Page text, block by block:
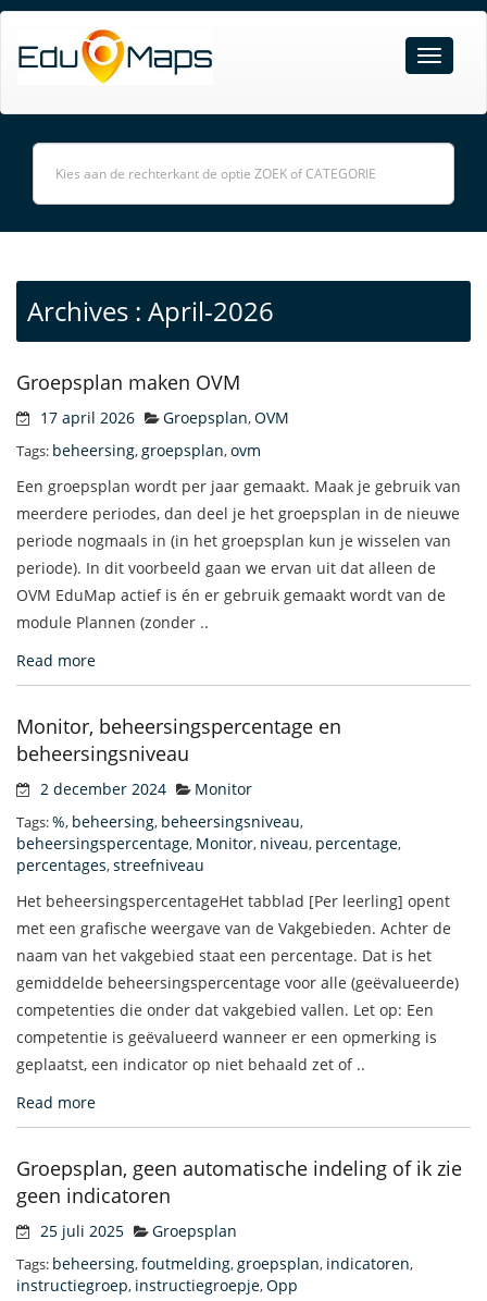
Archives : April-2026
Groepsplan maken OVM
17 april 2026 Groepsplan,OVM
Tags: beheersing,groepsplan,ovm
Een groepsplan wordt per jaar gemaakt. Maak je gebruik van
meerdere periodes, dan deel je het groepsplan in de nieuwe
periode nogmaals in (in het groepsplan kun je wisselen van
periode). In dit voorbeeld gaan we ervan uit dat alleen de
OVM EduMap actief is én er gebruik gemaakt wordt van de
module Plannen (zonder ..
Read more
Monitor, beheersingspercentage en
beheersingsniveau
2 december 2024 Monitor
Tags:%, beheersing, beheersingsniveau,
beheersingspercentage, Monitor, niveau, percentage,
percentages,streefniveau
Het beheersingspercentageHet tabblad [Per leerling] opent
met een grafische weergave van de Vakgebieden. Achter de
naam van het vakgebied staat een percentage. Dat is het
gemiddelde beheersingspercentage voor alle (geëvalueerde)
competenties die onder dat vakgebied vallen. Let op: Een
competentie is geëvalueerd wanneer er een opmerking is
geplaatst, een indicator op niet behaald zet of ..
Read more
Groepsplan, geen automatische indeling of ik zie
geen indicatoren
25 juli 2025 Groepsplan
Tags: beheersing,foutmelding,groepsplan, indicatoren,
instructiegroep, instructiegroepje,Opp